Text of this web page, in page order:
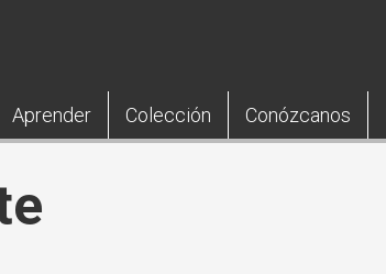
Aprender Colección Conózcanos